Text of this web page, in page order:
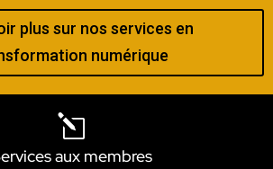
plus sur nos services en
numérique
l
aux membres